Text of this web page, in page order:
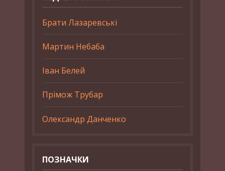
Брати Лазаревські
Мартин Небаба
Іван Белей
Прімож Трубар
Олександр Данченко
ПОЗНАЧКИ